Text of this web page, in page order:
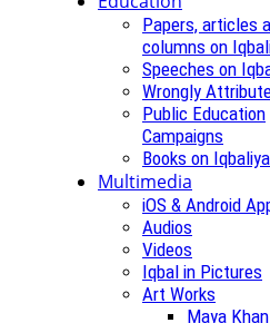
Papers, articles
columns on
Speeches on
Wrongly
Public Education
Campaigns
Books on
Multimedia
iOS & Android
Audios
Videos
Iqbal in Pictures
Art Works
Maya Khan